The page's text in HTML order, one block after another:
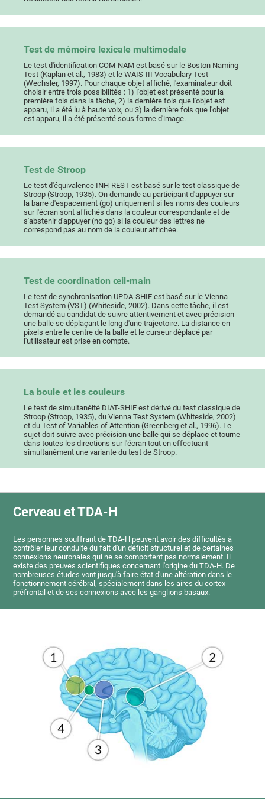
Test de mémoire lexicale multimodale
Le test d'identification COM-NAM est basé sur le Boston Naming
Test (Kaplan et al., 1983) et le WAIS-III Vocabulary Test
(Wechsler, 1997). Pour chaque objet affiché, l'examinateur doit
choisir entre trois possibilités : 1) l'objet est présenté pour la
première fois dans la tâche, 2) la dernière fois que l'objet est
apparu, il a été lu à haute voix, ou 3) la dernière fois que l'objet
est apparu, il a été présenté sous forme d'image.
Test de Stroop
Le test d'équivalence INH-REST est basé sur le test classique de
Stroop (Stroop, 1935). On demande au participant d'appuyer sur
la barre d'espacement (go) uniquement si les noms des couleurs
sur l'écran sont affichés dans la couleur correspondante et de
s'abstenir d'appuyer (no go) si la couleur des lettres ne
correspond pas au nom de la couleur affichée.
Test de coordination œil-main
Le test de synchronisation UPDA-SHIF est basé sur le Vienna
Test System (VST) (Whiteside, 2002). Dans cette tâche, il est
demandé au candidat de suivre attentivement et avec précision
une balle se déplaçant le long d'une trajectoire. La distance en
pixels entre le centre de la balle et le curseur déplacé par
l'utilisateur est prise en compte.
La boule et les couleurs
Le test de simultanéité DIAT-SHIF est dérivé du test classique de
Stroop (Stroop, 1935), du Vienna Test System (Whiteside, 2002)
et du Test of Variables of Attention (Greenberg et al., 1996). Le
sujet doit suivre avec précision une balle qui se déplace et tourne
dans toutes les directions sur l'écran tout en effectuant
simultanément une variante du test de Stroop.
Cerveau et TDA-H
Les personnes souffrant de TDA-H peuvent avoir des difficultés à
contrôler leur conduite du fait d'un déficit structurel et de certaines
connexions neuronales qui ne se comportent pas normalement. Il
existe des preuves scientifiques concernant l'origine du TDA-H. De
nombreuses études vont jusqu'à faire état d'une altération dans le
fonctionnement cérébral, spécialement dans les aires du cortex
préfrontal et de ses connexions avec les ganglions basaux.